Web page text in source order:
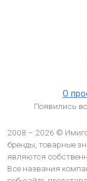
О
Появились
2008 – 2026 ©
бренды, товарные
являются
Все названия